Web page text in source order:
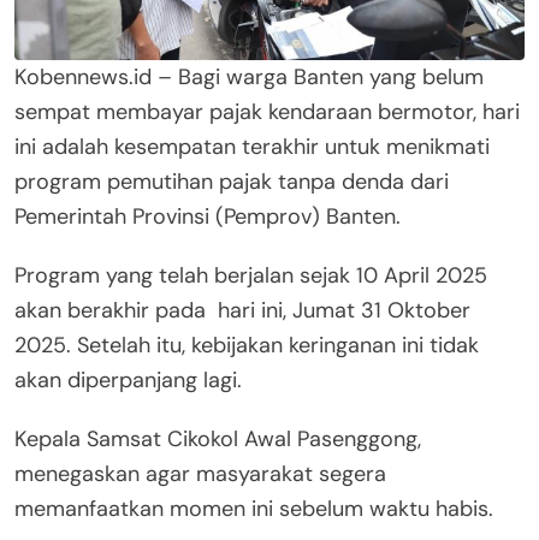
Kobennews.id – Bagi warga Banten yang belum
sempat membayar pajak kendaraan bermotor, hari
ini adalah kesempatan terakhir untuk menikmati
program pemutihan pajak tanpa denda dari
Pemerintah Provinsi (Pemprov) Banten.
Program yang telah berjalan sejak 10 April 2025
akan berakhir pada hari ini, Jumat 31 Oktober
2025. Setelah itu, kebijakan keringanan ini tidak
akan diperpanjang lagi.
Kepala Samsat Cikokol Awal Pasenggong,
menegaskan agar masyarakat segera
memanfaatkan momen ini sebelum waktu habis.